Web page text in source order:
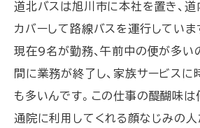
道北バスは旭川市に本社を置き、
カバーして路線バスを運行してい
現在9名が勤務、午前中の便が多い
間に業務が終了し、家族サービスに
も多いんです。この仕事の醍醐味は
通院に利用してくれる顔なじみの人